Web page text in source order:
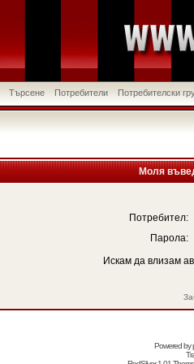
Търсене Потребители Потребителски
Моля
Потребител:
Парола:
Искам да влизам
Powered by